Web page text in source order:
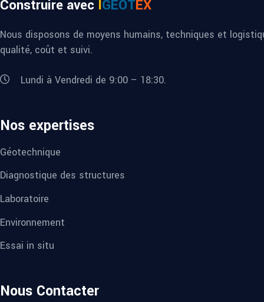
Construire avec IGEOTEX
Nous disposons de moyens humains, techniques et
qualité, coût et suivi.
Lundi à Vendredi de 9:00 – 18:30.
Nos expertises
Géotechnique
Diagnostique des structures
Laboratoire
Environnement
Essai in situ
Nous Contacter